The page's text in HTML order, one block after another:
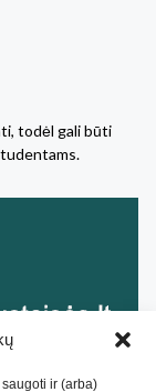
ir (arba)
todėl gali būti